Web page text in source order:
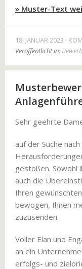
» Muster-Text
18. JANUAR 2023
Veröffentlicht in:
Sehr geehrte
auf der Suche
gestoßen. Sowohl
auch die
Ihren
bewogen, Ihnen
zuzusenden.
Voller Elan und
an ein
erfolgs- und